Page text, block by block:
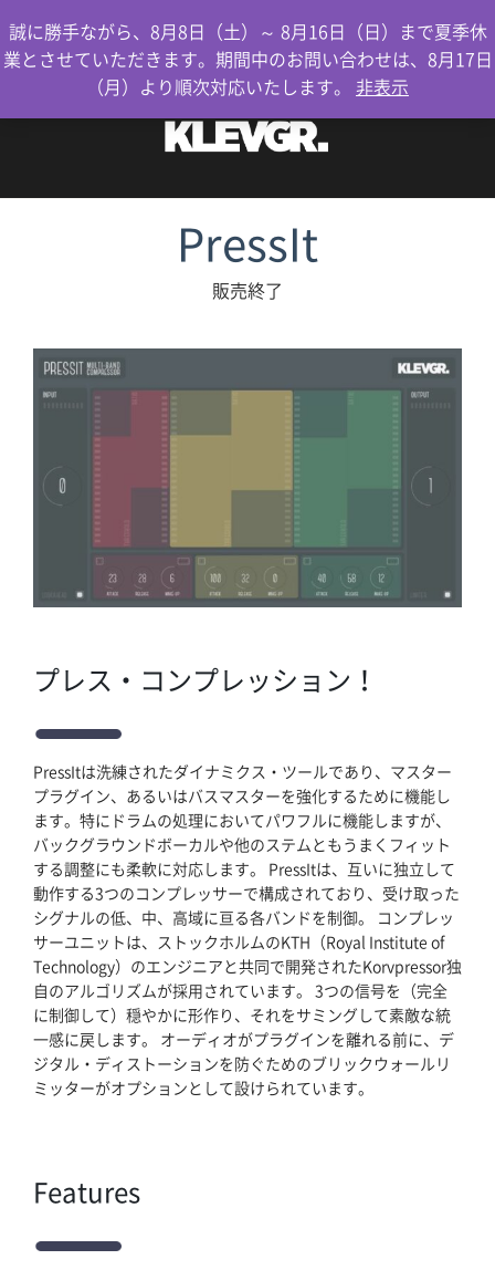
ホーム
ブログ記事一覧
プロダクトリスト
サポート
採用情報
会社概要
マイアカウント
0
PressIt
販売終了
プレス・コンプレッション！
PressItは洗練されたダイナミクス・ツールであり、マスター
プラグイン、あるいはバスマスターを強化するために機能し
ます。特にドラムの処理においてパワフルに機能しますが、
バックグラウンドボーカルや他のステムともうまくフィット
する調整にも柔軟に対応します。 PressItは、互いに独立して
動作する3つのコンプレッサーで構成されており、受け取った
シグナルの低、中、高域に亘る各バンドを制御。 コンプレッ
サーユニットは、ストックホルムのKTH（Royal Institute of
Technology）のエンジニアと共同で開発されたKorvpressor独
自のアルゴリズムが採用されています。 3つの信号を（完全
に制御して）穏やかに形作り、それをサミングして素敵な統
一感に戻します。 オーディオがプラグインを離れる前に、デ
ジタル・ディストーションを防ぐためのブリックウォールリ
ミッターがオプションとして設けられています。
Features
誠に勝手ながら、8月8日（土）～ 8月16日（日）まで夏季休
業とさせていただきます。期間中のお問い合わせは、8月17日
（月）より順次対応いたします。 非表示